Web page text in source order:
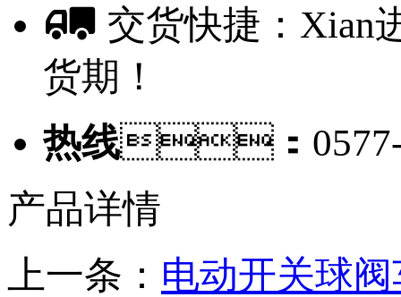
交货快捷：Xian
货期！
热线：0577-
产品详情
上一条： 电动开关球